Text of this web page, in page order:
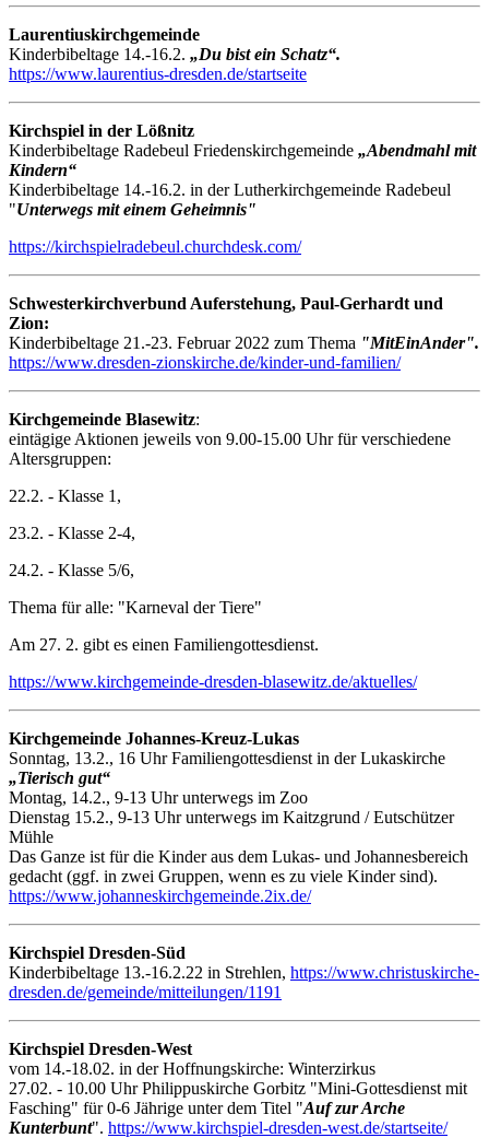
Laurentiuskirchgemeinde
Kinderbibeltage 14.-16.2. „Du bist ein Schatz“.
https://www.laurentius-dresden.de/startseite
Kirchspiel in der Lößnitz
Kinderbibeltage Radebeul Friedenskirchgemeinde „Abendmahl mit
Kindern“
Kinderbibeltage 14.-16.2. in der Lutherkirchgemeinde Radebeul
"Unterwegs mit einem Geheimnis"
https://kirchspielradebeul.churchdesk.com/
Schwesterkirchverbund Auferstehung, Paul-Gerhardt und
Zion:
Kinderbibeltage 21.-23. Februar 2022 zum Thema "MitEinAnder".
https://www.dresden-zionskirche.de/kinder-und-familien/
Kirchgemeinde Blasewitz:
eintägige Aktionen jeweils von 9.00-15.00 Uhr für verschiedene
Altersgruppen:
22.2. - Klasse 1,
23.2. - Klasse 2-4,
24.2. - Klasse 5/6,
Thema für alle: "Karneval der Tiere"
Am 27. 2. gibt es einen Familiengottesdienst.
https://www.kirchgemeinde-dresden-blasewitz.de/aktuelles/
Kirchgemeinde Johannes-Kreuz-Lukas
Sonntag, 13.2., 16 Uhr Familiengottesdienst in der Lukaskirche
„Tierisch gut“
Montag, 14.2., 9-13 Uhr unterwegs im Zoo
Dienstag 15.2., 9-13 Uhr unterwegs im Kaitzgrund / Eutschützer
Mühle
Das Ganze ist für die Kinder aus dem Lukas- und Johannesbereich
gedacht (ggf. in zwei Gruppen, wenn es zu viele Kinder sind).
https://www.johanneskirchgemeinde.2ix.de/
Kirchspiel Dresden-Süd
Kinderbibeltage 13.-16.2.22 in Strehlen, https://www.christuskirche-
dresden.de/gemeinde/mitteilungen/1191
Kirchspiel Dresden-West
vom 14.-18.02. in der Hoffnungskirche: Winterzirkus
27.02. - 10.00 Uhr Philippuskirche Gorbitz "Mini-Gottesdienst mit
Fasching" für 0-6 Jährige unter dem Titel "Auf zur Arche
Kunterbunt". https://www.kirchspiel-dresden-west.de/startseite/